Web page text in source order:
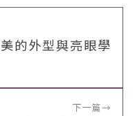
的外型與亮眼學
下一篇→